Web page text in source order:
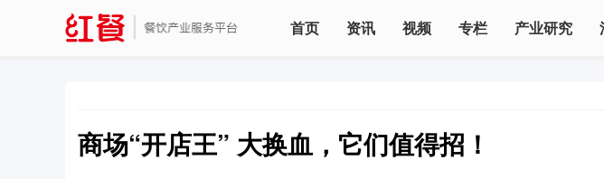
首页 资讯 视频 专栏 产业研究
商场“开店王” 大换血，它们值得招！